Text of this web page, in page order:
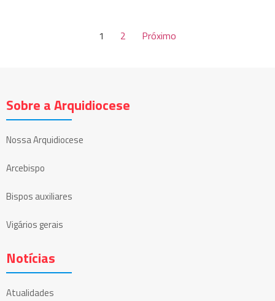
1 2 Próximo
Sobre a Arquidiocese
Nossa Arquidiocese
Arcebispo
Bispos auxiliares
Vigários gerais
Notícias
Atualidades